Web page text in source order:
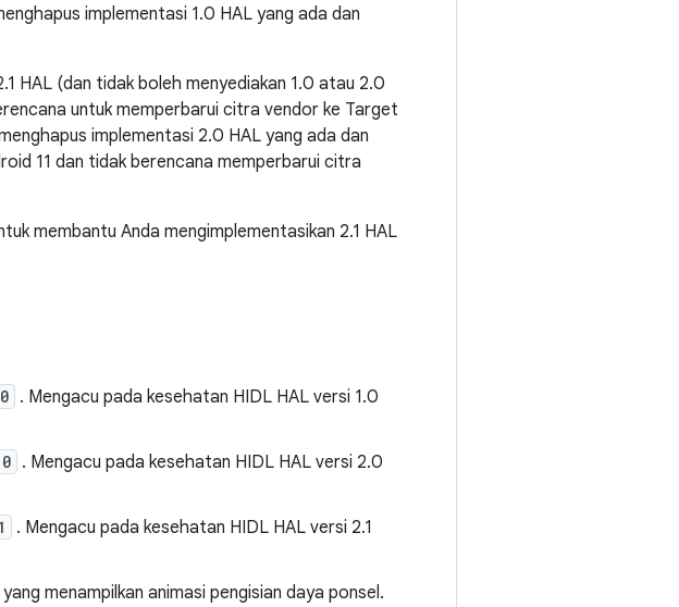
implementasi 1.0 HAL yang ada dan
HAL (dan tidak boleh menyediakan 1.0 atau 2.0
untuk memperbarui citra vendor ke Target
implementasi 2.0 HAL yang ada dan
11 dan tidak berencana memperbarui citra
membantu Anda mengimplementasikan 2.1 HAL
. Mengacu pada kesehatan HIDL HAL versi 1.0
. Mengacu pada kesehatan HIDL HAL versi 2.0
. Mengacu pada kesehatan HIDL HAL versi 2.1
menampilkan animasi pengisian daya ponsel.